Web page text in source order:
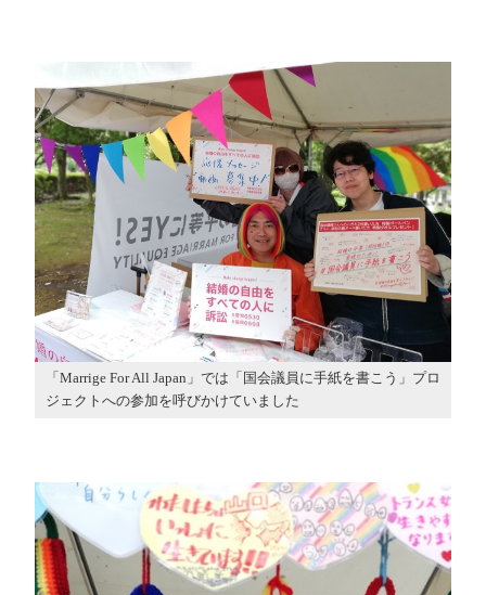
「Marrige For All Japan」では「国会議員に手紙を書こう」プロ
ジェクトへの参加を呼びかけていました